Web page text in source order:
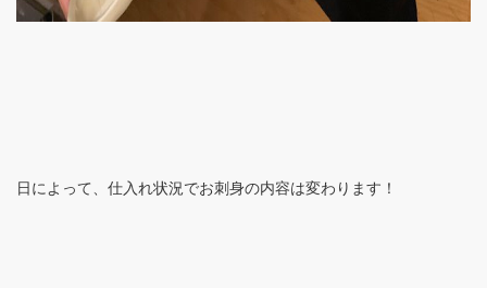
日によって、仕入れ状況でお刺身の内容は変わります！